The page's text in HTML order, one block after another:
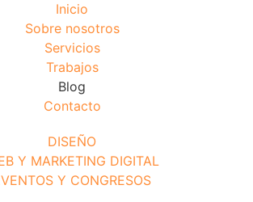
Inicio
Sobre nosotros
Servicios
Trabajos
Blog
Contacto
DISEÑO
Y MARKETING DIGITAL
Y CONGRESOS